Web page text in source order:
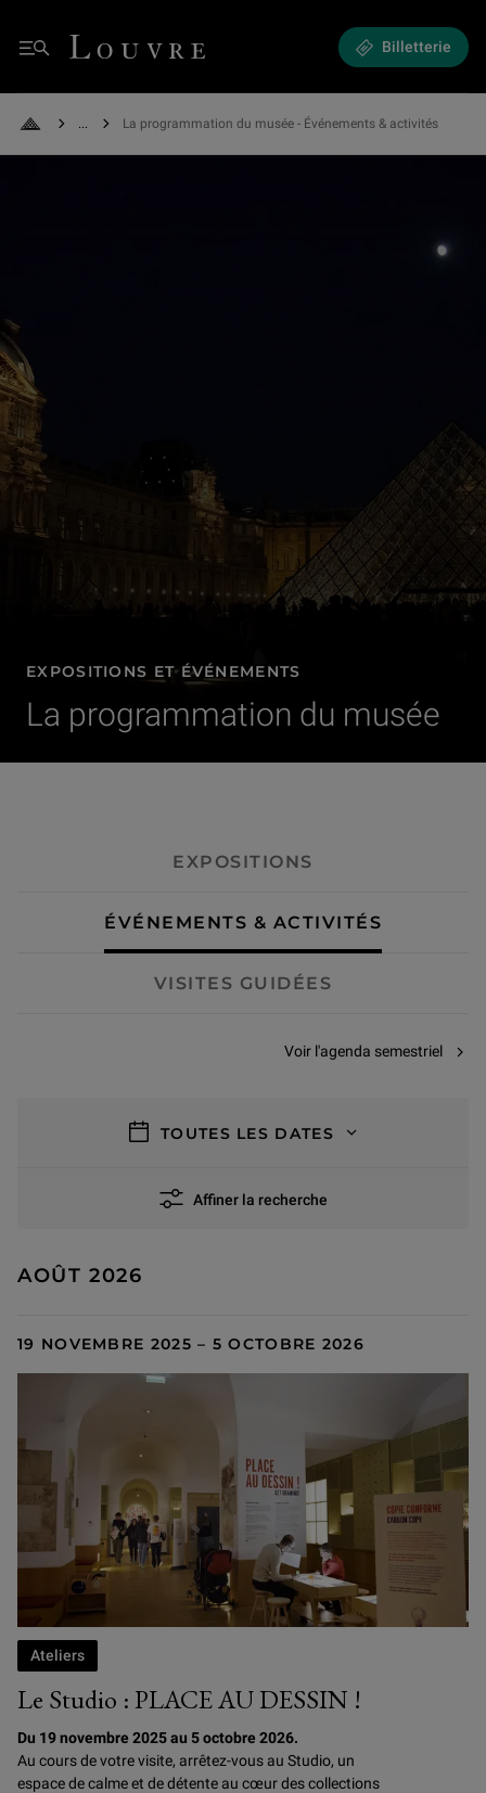
Menu
Louvre - Retour à l'accueil Billetterie
Retour à l'accueil
See all breadcrumbs
La programmation du musée - Événements & activités
EXPOSITIONS ET ÉVÉNEMENTS
La programmation du musée
EXPOSITIONS
ÉVÉNEMENTS & ACTIVITÉS
VISITES GUIDÉES
Voir l'agenda semestriel
TOUTES LES DATES
Affiner la recherche
AOÛT 2026
19 NOVEMBRE 2025 – 5 OCTOBRE 2026
Le Studio : PLACE AU DESSIN !
Ateliers
Du 19 novembre 2025 au 5 octobre 2026.
Au cours de votre visite, arrêtez-vous au Studio, un
espace de calme et de détente au cœur des collections